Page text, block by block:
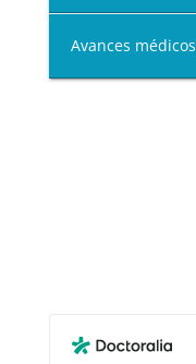
Avances médicos